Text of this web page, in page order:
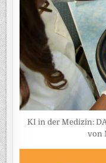
KI in der Medizin:
von